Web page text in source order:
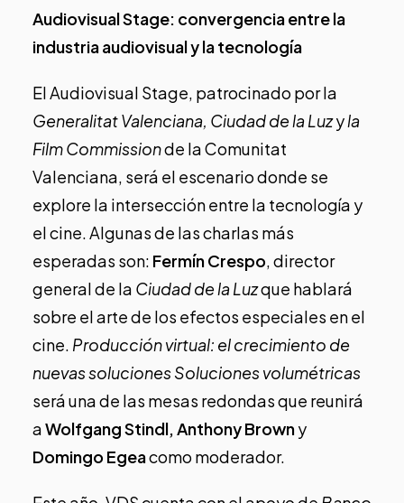
Audiovisual Stage: convergencia entre la
industria audiovisual y la tecnología
El Audiovisual Stage, patrocinado por la
Generalitat Valenciana, Ciudad de la Luzyla
Film Commissionde la Comunitat
Valenciana, será el escenario donde se
explore la intersección entre la tecnología y
el cine. Algunas de las charlas más
esperadas son: Fermín Crespo, director
general de la Ciudad de la Luzque hablará
sobre el arte de los efectos especiales en el
cine. Producción virtual: el crecimiento de
nuevas soluciones Soluciones volumétricas
será una de las mesas redondas que reunirá
aWolfgang Stindl,Anthony Browny
Domingo Egeacomo moderador.